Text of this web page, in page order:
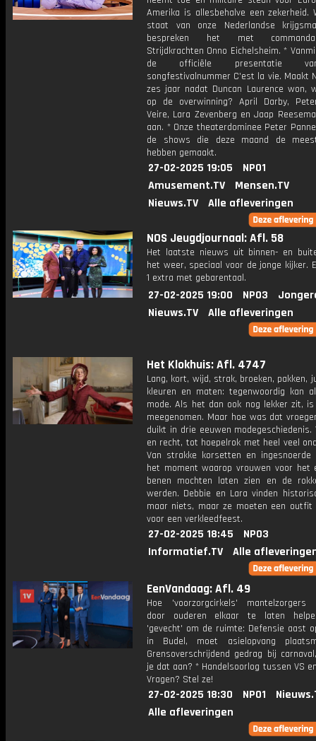
Amerika is allesbehalve een zekerheid.
staat van onze Nederlandse
bespreken het met
Strijdkrachten Onno Eichelsheim. *
de officiële presentatie
songfestivalnummer C'est la vie. Maakt
zes jaar nadat Duncan Laurence won,
op de overwinning? April Darby,
Veire, Lara Zevenberg en Jaap
aan. * Onze theaterdominee Peter
de shows die deze maand de
hebben gemaakt.
27-02-2025 19:05
NPO1
Amusement.TV
Mensen.TV
Nieuws.TV
Alle afleveringen
NOS Jeugdjournaal: Afl. 58
Het laatste nieuws uit binnen- en
het weer, speciaal voor de jonge kijker.
1 extra met gebarentaal.
27-02-2025 19:00 NPO3
Nieuws.TV
Alle afleveringen
Het Klokhuis: Afl. 4747
Lang, kort, wijd, strak, broeken, pakken,
kleuren en maten: tegenwoordig kan
mode. Als het dan ook nog lekker zit,
meegenomen. Maar hoe was dat
duikt in drie eeuwen modegeschiedenis.
en recht, tot hoepelrok met heel veel
Van strakke korsetten en
het moment waarop vrouwen voor het
benen mochten laten zien en de
werden. Debbie en Lara vinden
maar niets, maar ze moeten een outfit
voor een verkleedfeest.
27-02-2025 18:45
NPO3
Informatief.TV
Alle
EenVandaag: Afl. 49
Hoe 'voorzorgcirkels' mantelzorgers
door ouderen elkaar te laten
'gevecht' om de ruimte: Defensie aast
in Budel, moet asielopvang
Grensoverschrijdend gedrag bij
je dat aan? * Handelsoorlog tussen VS
Vragen? Stel ze!
27-02-2025 18:30 NPO1
Alle afleveringen